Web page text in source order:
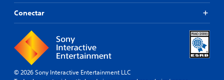
Conectar
© 2026 Sony Interactive Entertainment LLC